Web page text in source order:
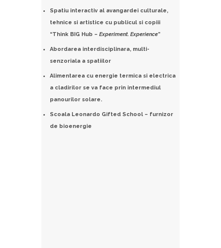
Spatiu interactiv al avangardei culturale,
tehnice si artistice cu publicul si copiii
“Think BIG Hub – Experiment. Experience”
Abordarea interdisciplinara, multi-
senzoriala a spatiilor
Alimentarea cu energie termica si electrica
a cladirilor se va face prin intermediul
panourilor solare.
Scoala Leonardo Gifted School – furnizor
de bioenergie